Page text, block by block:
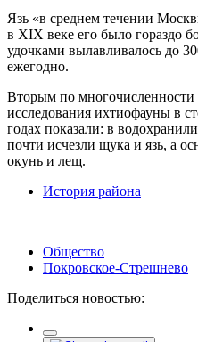
Язь «в среднем течении
в XIX веке его было гораздо
удочками вылавливалось до
ежегодно.
Вторым по
исследования ихтиофауны в
годах показали: в
почти исчезли щука и язь, а
окунь и лещ.
История района
Общество
Покровское-Стрешнево
Поделиться новостью: